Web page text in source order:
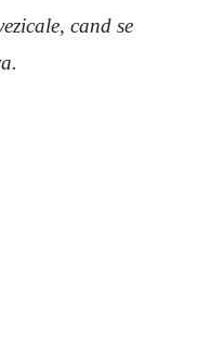
cand se